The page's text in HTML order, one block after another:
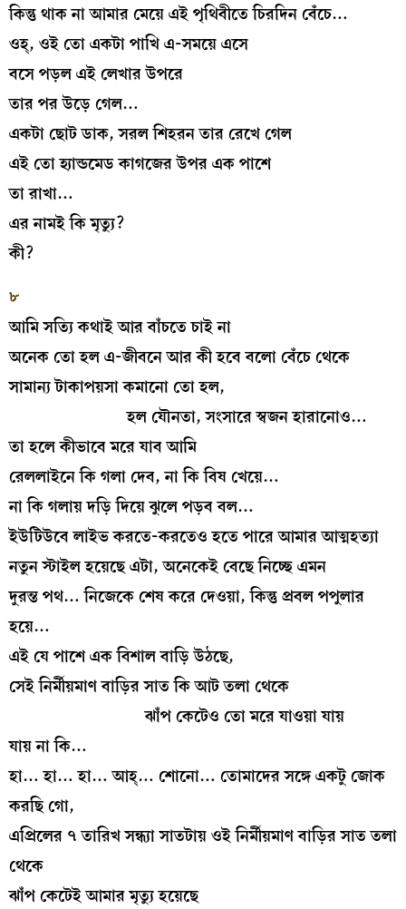
কিন্তু থাক না আমার মেয়ে এই পৃথিবীতে চিরদিন বেঁচে…
ওহ্‌, ওই তো একটা পাখি এ-সময়ে এসে
বসে পড়ল এই লেখার উপরে
তার পর উড়ে গেল…
একটা ছোট ডাক, সরল শিহরন তার রেখে গেল
এই তো হ্যান্ডমেড কাগজের উপর এক পাশে
তা রাখা…
এর নামই কি মৃত্যু?
কী?
৮
আমি সত্যি কথাই আর বাঁচতে চাই না
অনেক তো হল এ-জীবনে আর কী হবে বলো বেঁচে থেকে
সামান্য টাকাপয়সা কমানো তো হল,
হল যৌনতা, সংসারে স্বজন হারানোও…
তা হলে কীভাবে মরে যাব আমি
রেললাইনে কি গলা দেব, না কি বিষ খেয়ে…
না কি গলায় দড়ি দিয়ে ঝুলে পড়ব বল…
ইউটিউবে লাইভ করতে-করতেও হতে পারে আমার আত্মহত্যা
নতুন স্টাইল হয়েছে এটা, অনেকেই বেছে নিচ্ছে এমন
দুরন্ত পথ… নিজেকে শেষ করে দেওয়া, কিন্তু প্রবল পপুলার
হয়ে…
এই যে পাশে এক বিশাল বাড়ি উঠছে,
সেই নির্মীয়মাণ বাড়ির সাত কি আট তলা থেকে
ঝাঁপ কেটেও তো মরে যাওয়া যায়
যায় না কি…
হা… হা… হা… আহ্‌… শোনো… তোমাদের সঙ্গে একটু জোক
করছি গো,
এপ্রিলের ৭ তারিখ সন্ধ্যা সাতটায় ওই নির্মীয়মাণ বাড়ির সাত তলা
থেকে
ঝাঁপ কেটেই আমার মৃত্যু হয়েছে